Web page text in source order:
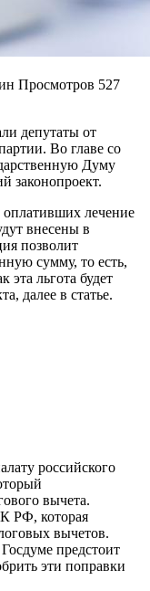
Просмотров 527
депутаты от
Во главе со
Думу
законопроект.
оплативших лечение
внесены в
позволит
сумму, то есть,
эта льгота будет
далее в статье.
российского
вычета.
РФ, которая
вычетов.
предстоит
эти поправки